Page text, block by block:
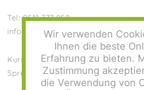
Tel: 0511 777 858
info@hebammenpraxis-
Kursverwaltung: Anja Bernt
Sprechstunde Mo-Do, 9:00-11:30
Wir verwenden
Ihnen die beste
Erfahrung zu bieten.
Zustimmung
die Verwendung von